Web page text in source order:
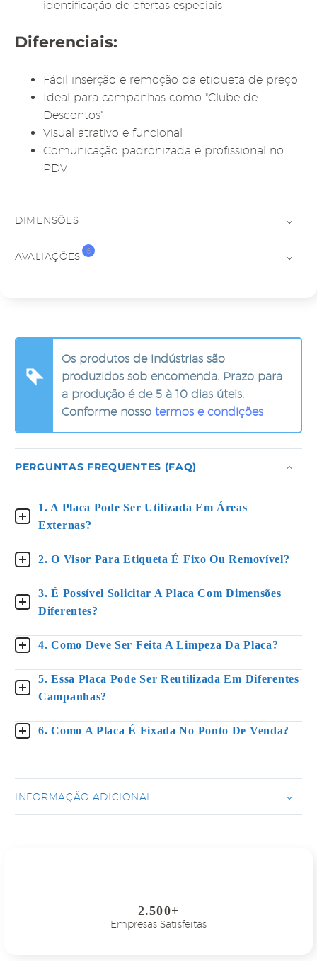
identificação de ofertas especiais
Diferenciais:
Fácil inserção e remoção da etiqueta de preço
Ideal para campanhas como "Clube de
Descontos"
Visual atrativo e funcional
Comunicação padronizada e profissional no
PDV
DIMENSÕES
AVALIAÇÕES
6
Os produtos de indústrias são
produzidos sob encomenda. Prazo para
a produção é de 5 à 10 dias úteis.
Conforme nosso termos e condições
PERGUNTAS FREQUENTES (FAQ)
1. A Placa Pode Ser Utilizada Em Áreas
Externas?
2. O Visor Para Etiqueta É Fixo Ou Removível?
3. É Possível Solicitar A Placa Com Dimensões
Diferentes?
4. Como Deve Ser Feita A Limpeza Da Placa?
5. Essa Placa Pode Ser Reutilizada Em Diferentes
Campanhas?
6. Como A Placa É Fixada No Ponto De Venda?
INFORMAÇÃO ADICIONAL
2.500+
Empresas Satisfeitas